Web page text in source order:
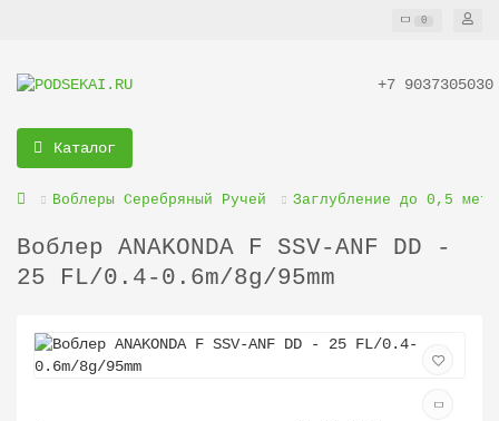
0
+7 9037305030
Каталог
Воблеры Серебряный Ручей Заглубление до 0,5
Воблер ANAKONDA F SSV-ANF DD -
25 FL/0.4-0.6m/8g/95mm